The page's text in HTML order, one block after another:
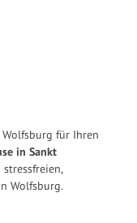
für Ihren
in Sankt
Wolfsburg.